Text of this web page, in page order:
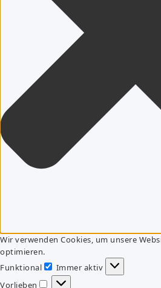
Wir verwenden Cookies, um unsere
optimieren.
Funktional
Funktional
Immer aktiv
Vorlieben